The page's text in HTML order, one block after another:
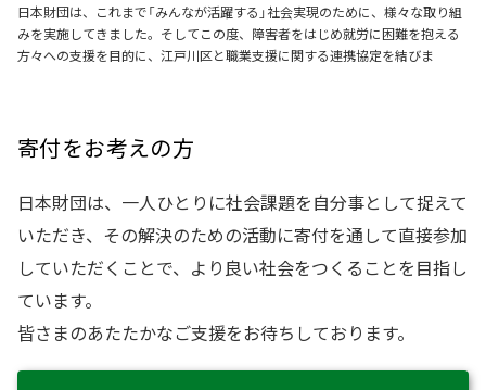
日本財団は、これまで「みんなが活躍する」社会実現のために、様々な取り組
みを実施してきました。そしてこの度、障害者をはじめ就労に困難を抱える
方々への支援を目的に、江戸川区と職業支援に関する連携協定を結びま
寄付をお考えの方
日本財団は、一人ひとりに社会課題を自分事として捉えて
いただき、その解決のための活動に寄付を通して直接参加
していただくことで、より良い社会をつくることを目指し
ています。
皆さまのあたたかなご支援をお待ちしております。